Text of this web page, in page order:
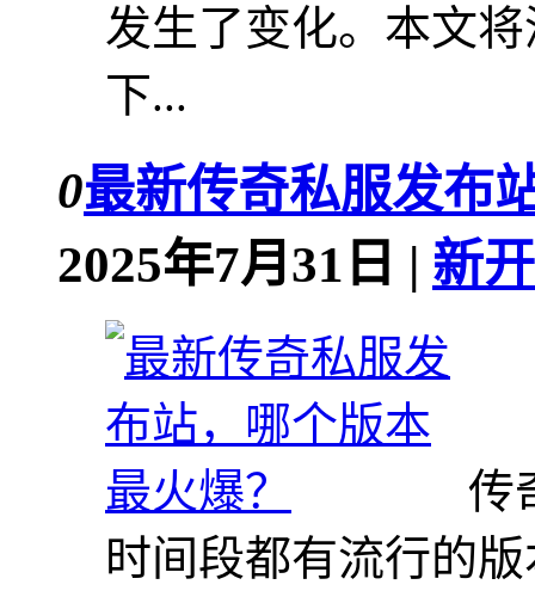
发生了变化。本文
下...
0最新传奇私服发布
2025年7月31日 | 新
传
时间段都有流行的